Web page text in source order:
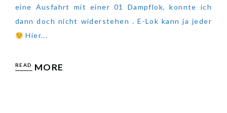
eine Ausfahrt mit einer 01 Dampflok, konnte ich
dann doch nicht widerstehen . E-Lok kann ja jeder
Hier...
READ MORE